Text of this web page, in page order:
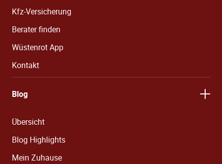
Kfz-Versicherung
Berater finden
Wüstenrot App
Kontakt
Blog
Übersicht
Blog Highlights
Mein Zuhause